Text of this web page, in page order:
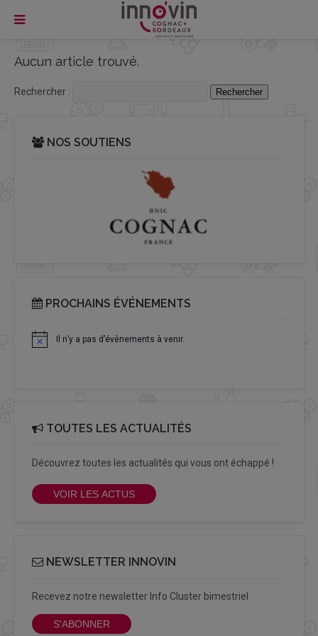
Aucun article trouvé.
Rechercher :
NOS SOUTIENS
PROCHAINS ÉVÉNEMENTS
Notice Il n’y a pas d’évènements à venir.
TOUTES LES ACTUALITÉS
Découvrez toutes les actualités qui vous ont échappé !
VOIR LES ACTUS
NEWSLETTER INNOVIN
Recevez notre newsletter Info Cluster bimestriel
S'ABONNER